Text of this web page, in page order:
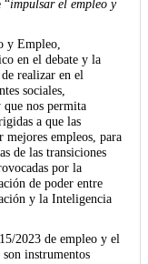
“impulsar el empleo y
y Empleo,
en el debate y la
realizar en el
sociales,
nos permita
a que las
mejores empleos, para
de las transiciones
por la
de poder entre
y la Inteligencia
2023 de empleo y el
instrumentos